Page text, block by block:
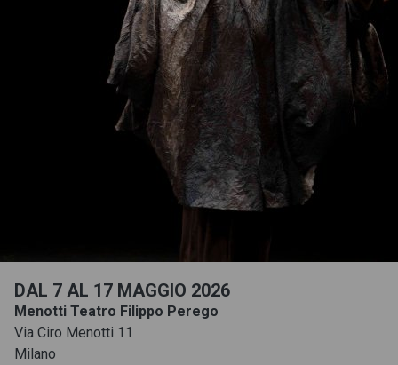
DAL 7 AL 17 MAGGIO 2026
Menotti Teatro Filippo Perego
Via Ciro Menotti 11
Milano